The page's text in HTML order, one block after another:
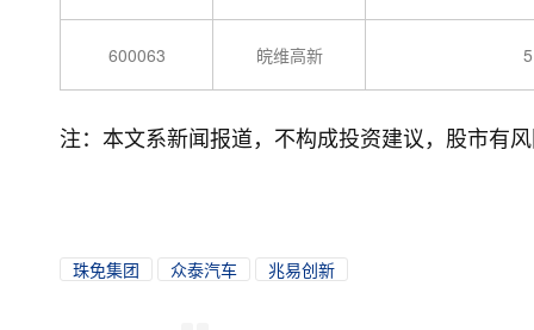
600063 皖维高新 5
注：本文系新闻报道，不构成投资建议，股市有
珠免集团 众泰汽车 兆易创新